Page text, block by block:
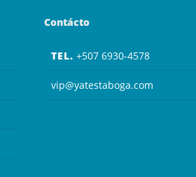
Contácto
TEL. +507 6930-4578
vip@yatestaboga.com